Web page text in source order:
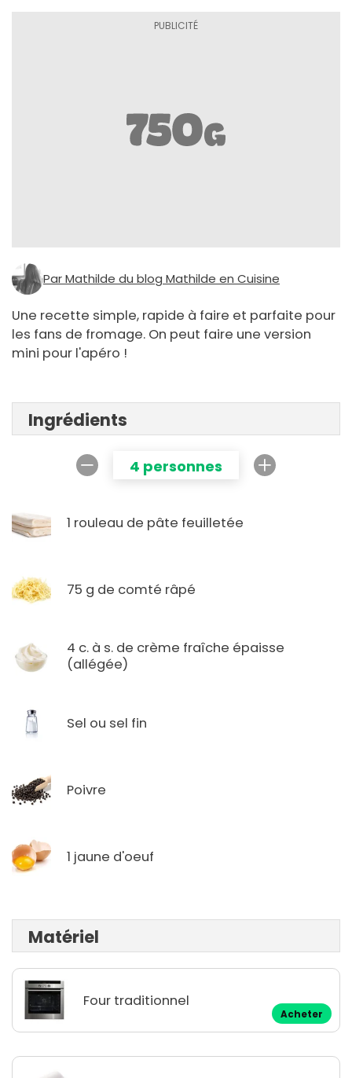
Par Mathilde du blog Mathilde en Cuisine
Une recette simple, rapide à faire et parfaite pour
les fans de fromage. On peut faire une version
mini pour l'apéro !
Ingrédients
4 personnes
1 rouleau de pâte feuilletée
75 g de comté râpé
4 c. à s. de crème fraîche épaisse
(allégée)
Sel ou sel fin
Poivre
1 jaune d'oeuf
Matériel
Four traditionnel
Acheter